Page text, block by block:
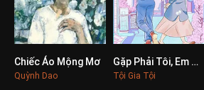
0
Chiếc Áo Mộng Mơ
Quỳnh Dao
0
Gặp Phải Tôi, Em Thật Bất Hạnh
Tội Gia Tội